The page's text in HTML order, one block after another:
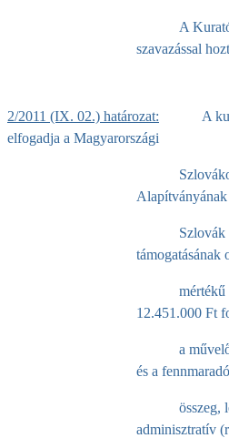
A
szavazással
2/2011 (IX. 02.) határozat: A
elfogadja a Magyarországi
Szlovák
támogatásának
mértékű
12.451.000 Ft
a
és a fennmaradó
összeg,
adminisztratív